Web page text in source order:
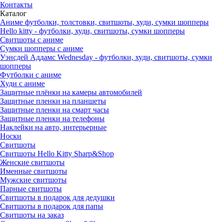
Контакты
Каталог
Аниме футболки, толстовки, свитшоты, худи, сумки шопперы
Hello kitty - футболки, худи, свитшоты, сумки шопперы
Свитшоты с аниме
Сумки шопперы с аниме
Уэнсдей Аддамс Wednesday - футболки, худи, свитшоты, сумки
шопперы
Футболки с аниме
Худи с аниме
Защитные плёнки на камеры автомобилей
Защитные пленки на планшеты
Защитные пленки на смарт часы
Защитные пленки на телефоны
Наклейки на авто, интерьерные
Носки
Свитшоты
Cвитшоты Hello Kitty Sharp&Shop
Женские свитшоты
Именные свитшоты
Мужские свитшоты
Парные свитшоты
Свитшоты в подарок для дедушки
Свитшоты в подарок для папы
Свитшоты на заказ